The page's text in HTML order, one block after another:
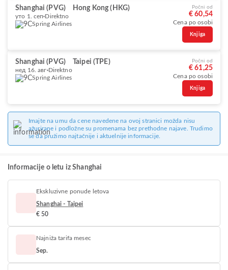
Shanghai (PVG) Hong Kong (HKG)
уто 1. сеп Direktno
Spring Airlines
Počni od
€ 60,54
Cena po osobi
Knjiga
Shanghai (PVG) Taipei (TPE)
нед 16. авг Direktno
Spring Airlines
Počni od
€ 61,25
Cena po osobi
Knjiga
Imajte na umu da cene navedene na ovoj stranici možda nisu
ažurirane i podložne su promenama bez prethodne najave. Trudimo
se da pružimo najtačnije i aktuelnije informacije.
Informacije o letu iz Shanghai
Ekskluzivne ponude letova
Shanghai - Taipei
€ 50
Najniža tarifa mesec
Sep.